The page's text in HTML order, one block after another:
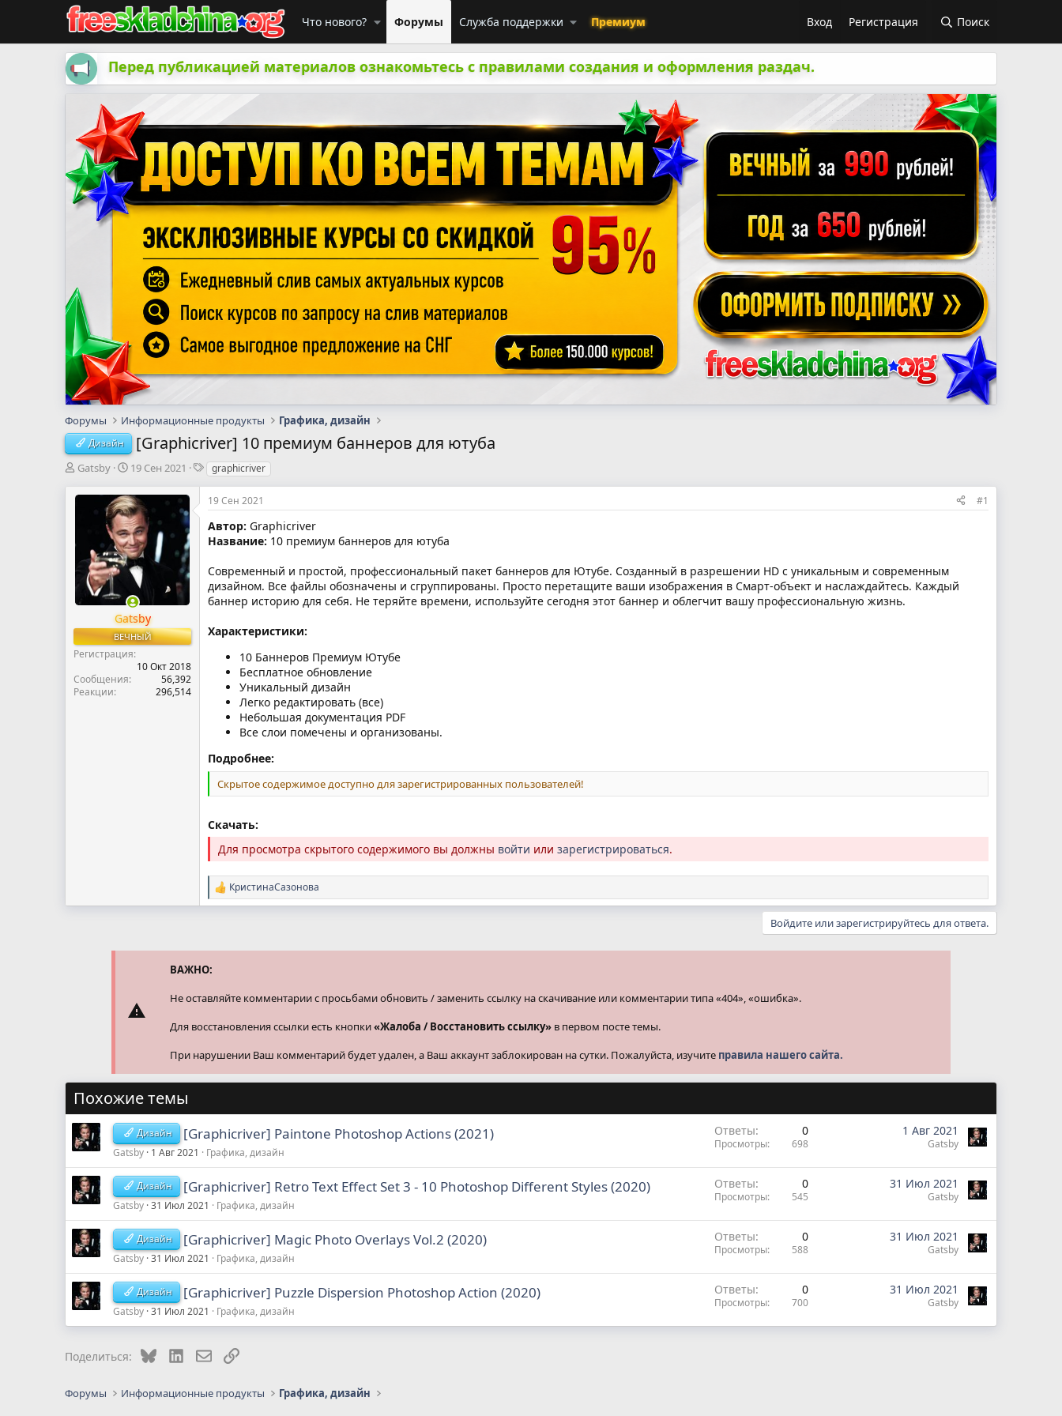
Что нового? Форумы Служба поддержки Премиум Вход Регистрация Поиск
Перед публикацией материалов ознакомьтесь с правилами создания и оформления раздач.
Форумы Информационные продукты Графика, дизайн
Дизайн [Graphicriver] 10 премиум баннеров для ютуба
А
т
м
Gatsby
Д
т
а
н
а
ч
а
л
а
19 Сен 2021
Т
г
и
graphicriver
Gatsby
ВЕЧНЫЙ
Регистрация
10 Окт 2018
Сообщения
56,392
Реакции
296,514
19 Сен 2021 #1
Автор: Graphicriver
Название: 10 премиум баннеров для ютуба
Современный и простой, профессиональный пакет баннеров для Ютубе. Созданный в разрешении HD с уникальным и современным
дизайном. Все файлы обозначены и сгруппированы. Просто перетащите ваши изображения в Смарт-объект и наслаждайтесь. Каждый
баннер историю для себя. Не теряйте времени, используйте сегодня этот баннер и облегчит вашу профессиональную жизнь.
Характеристики:
10 Баннеров Премиум Ютубе
Бесплатное обновление
Уникальный дизайн
Легко редактировать (все)
Небольшая документация PDF
Все слои помечены и организованы.
Подробнее:
Скрытое содержимое доступно для зарегистрированных пользователей!
Скачать:
Для просмотра скрытого содержимого вы должны войти или зарегистрироваться.
Р
е
и
КристинаСазонова
Войдите или зарегистрируйтесь для ответа.
ВАЖНО:
Не оставляйте комментарии с просьбами обновить / заменить ссылку на скачивание или комментарии типа «404», «ошибка».
Для восстановления ссылки есть кнопки«Жалоба / Восстановить ссылку» в первом посте темы.
При нарушении Ваш комментарий будет удален, а Ваш аккаунт заблокирован на сутки. Пожалуйста, изучите правила нашего сайта.
Похожие темы
Дизайн [Graphicriver] Paintone Photoshop Actions (2021)
Gatsby 1 Авг 2021 Графика, дизайн
Ответы 0
Просмотры 698
1 Авг 2021
Gatsby
Дизайн [Graphicriver] Retro Text Effect Set 3 - 10 Photoshop Different Styles (2020)
Gatsby 31 Июл 2021 Графика, дизайн
Ответы 0
Просмотры 545
31 Июл 2021
Gatsby
Дизайн [Graphicriver] Magic Photo Overlays Vol.2 (2020)
Gatsby 31 Июл 2021 Графика, дизайн
Ответы 0
Просмотры 588
31 Июл 2021
Gatsby
Дизайн [Graphicriver] Puzzle Dispersion Photoshop Action (2020)
Gatsby 31 Июл 2021 Графика, дизайн
Ответы 0
Просмотры 700
31 Июл 2021
Gatsby
Поделиться: BlueskyLinkedInЭлектронная почта
Ссылка
Форумы Информационные продукты Графика, дизайн